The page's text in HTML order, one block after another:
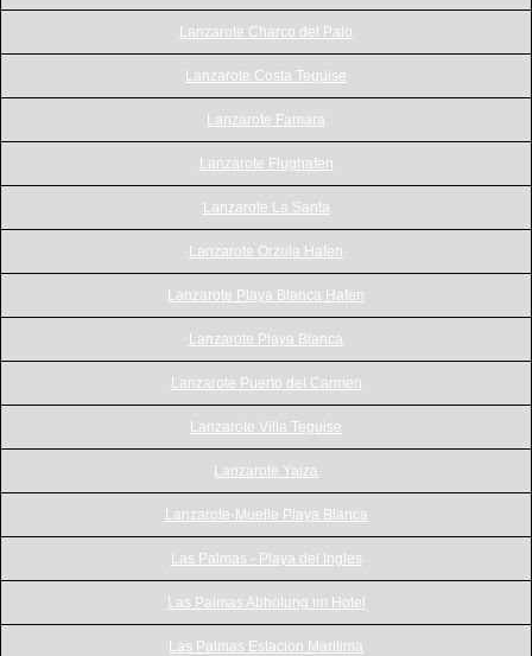
Lanzarote Charco del Palo
Lanzarote Costa Teguise
Lanzarote Famara
Lanzarote Flughafen
Lanzarote La Santa
Lanzarote Orzola Hafen
Lanzarote Playa Blanca Hafen
Lanzarote Playa Blanca
Lanzarote Puerto del Carmen
Lanzarote Villa Teguise
Lanzarote Yaiza
Lanzarote-Muelle Playa Blanca
Las Palmas - Playa del Ingles
Las Palmas Abholung im Hotel
Las Palmas Estacion Maritima